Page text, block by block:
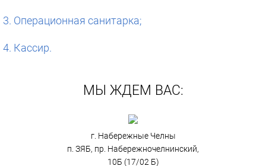
3. Операционная санитарка;
4. Кассир.
МЫ ЖДЕМ ВАС:
г. Набережные Челны
п. ЗЯБ, пр. Набережночелнинский,
10Б (17/02 Б)